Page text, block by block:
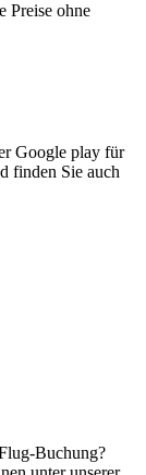
Preise ohne
Google play für
finden Sie auch
Buchung?